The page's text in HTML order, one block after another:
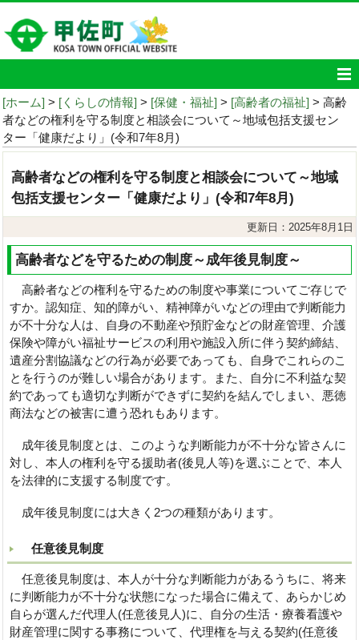
[ホーム] > [くらしの情報] > [保健・福祉] > [高齢者の福祉] > 高齢
者などの権利を守る制度と相談会について～地域包括支援セン
ター「健康だより」(令和7年8月)
高齢者などの権利を守る制度と相談会について～地域
包括支援センター「健康だより」(令和7年8月)
更新日：2025年8月1日
高齢者などを守るための制度～成年後見制度～
高齢者などの権利を守るための制度や事業についてご存じで
すか。認知症、知的障がい、精神障がいなどの理由で判断能力
が不十分な人は、自身の不動産や預貯金などの財産管理、介護
保険や障がい福祉サービスの利用や施設入所に伴う契約締結、
遺産分割協議などの行為が必要であっても、自身でこれらのこ
とを行うのが難しい場合があります。また、自分に不利益な契
約であっても適切な判断ができずに契約を結んでしまい、悪徳
商法などの被害に遭う恐れもあります。
成年後見制度とは、このような判断能力が不十分な皆さんに
対し、本人の権利を守る援助者(後見人等)を選ぶことで、本人
を法律的に支援する制度です。
成年後見制度には大きく2つの種類があります。
任意後見制度
任意後見制度は、本人が十分な判断能力があるうちに、将来
に判断能力が不十分な状態になった場合に備えて、あらかじめ
自らが選んだ代理人(任意後見人)に、自分の生活・療養看護や
財産管理に関する事務について、代理権を与える契約(任意後